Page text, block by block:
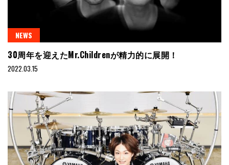
NEWS
30周年を迎えたMr.Childrenが精力的に展開！
2022.03.15